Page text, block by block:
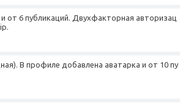
от 6 публикаций. Двухфакторная авторизац
В профиле добавлена аватарка и от 10 пу